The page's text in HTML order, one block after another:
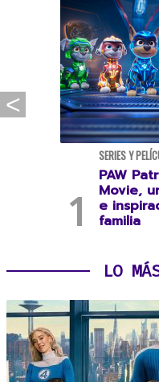
SERIES Y
PAW
Movie,
e
familia
LO